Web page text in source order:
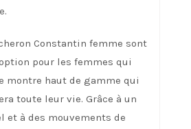
Constantin femme sont
pour les femmes qui
montre haut de gamme qui
toute leur vie. Grâce à un
et à des mouvements de